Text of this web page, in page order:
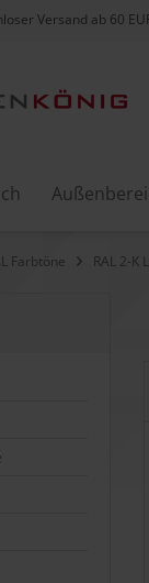
Versand ab 60
Farbtöne RAL 2-K